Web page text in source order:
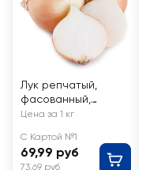
Лук репчатый,
фасованный,
весовой
Цена за 1 кг
С Картой №1
69,99 руб
73,69 руб